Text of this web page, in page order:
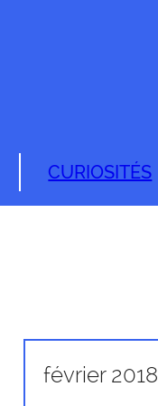
CURIOSITÉS
février 2018